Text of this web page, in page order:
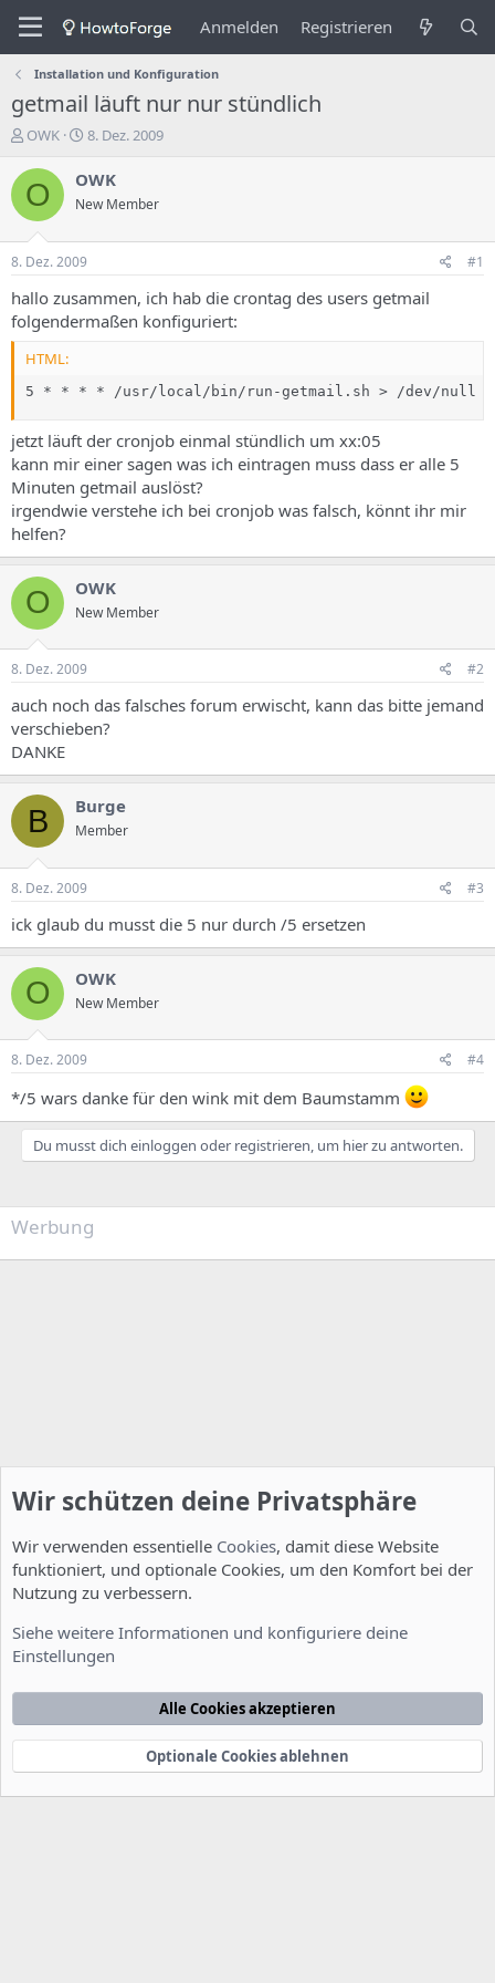
Anmelden Registrieren
Installation und Konfiguration
getmail läuft nur nur stündlich
E
s
t
e
l
e
r
d
e
s
h
m
a
s
OWK
E
s
e
n
s
m
8. Dez. 2009
O OWK
New Member
8. Dez. 2009 #1
hallo zusammen, ich hab die crontag des users getmail
folgendermaßen konfiguriert:
HTML:
5 * * * * /usr/local/bin/run-getmail.sh > /dev/null
jetzt läuft der cronjob einmal stündlich um xx:05
kann mir einer sagen was ich eintragen muss dass er alle 5
Minuten getmail auslöst?
irgendwie verstehe ich bei cronjob was falsch, könnt ihr mir
helfen?
O OWK
New Member
8. Dez. 2009 #2
auch noch das falsches forum erwischt, kann das bitte jemand
verschieben?
DANKE
B Burge
Member
8. Dez. 2009 #3
ick glaub du musst die 5 nur durch /5 ersetzen
O OWK
New Member
8. Dez. 2009 #4
*/5 wars danke für den wink mit dem Baumstamm
Du musst dich einloggen oder registrieren, um hier zu antworten.
Werbung
Nutzungsbedingungen Datenschutzerklärung
Startseite
e
Community platform by XenForo® © 2010-2022 XenForo Ltd.
xenDach©2010-2014
Wir schützen deine Privatsphäre
Wir verwenden essentielle Cookies, damit diese Website
funktioniert, und optionale Cookies, um den Komfort bei der
Nutzung zu verbessern.
Siehe weitere Informationen und konfiguriere deine
Einstellungen
Alle Cookies akzeptieren
Optionale Cookies ablehnen